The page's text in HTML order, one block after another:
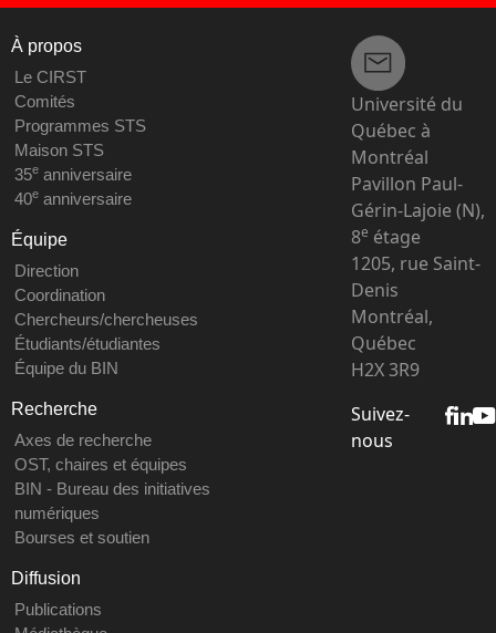
À propos
Le CIRST
Comités
Programmes STS
Maison STS
35eanniversaire
40eanniversaire
Équipe
Direction
Coordination
Chercheurs/chercheuses
Étudiants/étudiantes
Équipe du BIN
Recherche
Axes de recherche
OST, chaires et équipes
BIN - Bureau des initiatives
numériques
Bourses et soutien
Diffusion
Publications
Université du
Québec à
Montréal
Pavillon Paul-
Gérin-Lajoie (N),
8e étage
1205, rue Saint-
Denis
Montréal,
Québec
H2X 3R9
Suivez-
nous